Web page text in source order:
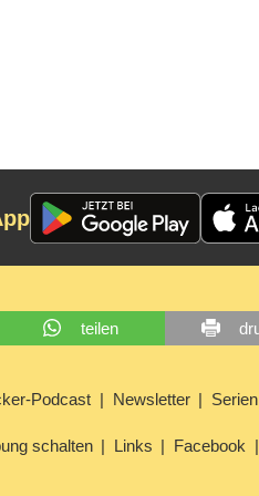
teilen
Podcast Newsletter
schalten Links Facebook